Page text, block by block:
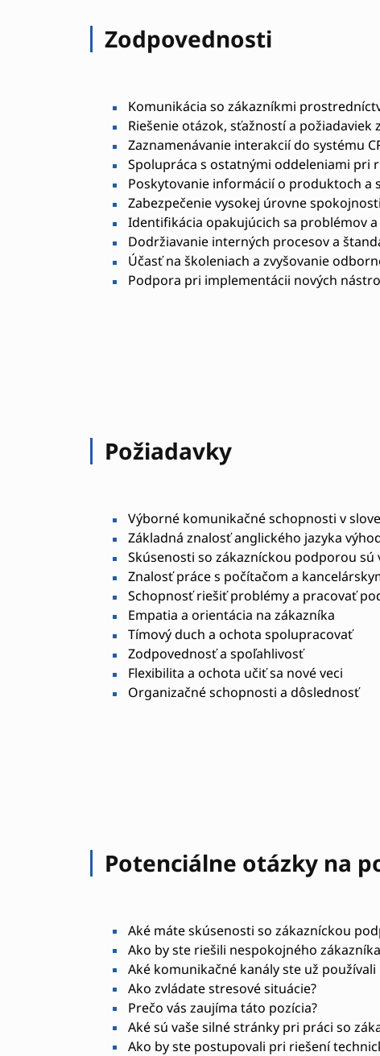
Zodpovednosti
Komunikácia so zákazníkmi
Riešenie otázok, sťažností a požiadaviek
Zaznamenávanie interakcií do systému
Spolupráca s ostatnými oddeleniami pri
Poskytovanie informácií o produktoch a
Zabezpečenie vysokej úrovne
Identifikácia opakujúcich sa problémov
Dodržiavanie interných procesov a
Účasť na školeniach a zvyšovanie
Podpora pri implementácii nových
Požiadavky
Výborné komunikačné schopnosti v
Základná znalosť anglického jazyka
Skúsenosti so zákazníckou podporou sú
Znalosť práce s počítačom a
Schopnosť riešiť problémy a pracovať
Empatia a orientácia na zákazníka
Tímový duch a ochota spolupracovať
Zodpovednosť a spoľahlivosť
Flexibilita a ochota učiť sa nové veci
Organizačné schopnosti a dôslednosť
Potenciálne otázky na
Aké máte skúsenosti so zákazníckou
Ako by ste riešili nespokojného
Aké komunikačné kanály ste už
Ako zvládate stresové situácie?
Prečo vás zaujíma táto pozícia?
Aké sú vaše silné stránky pri práci so
Ako by ste postupovali pri riešení